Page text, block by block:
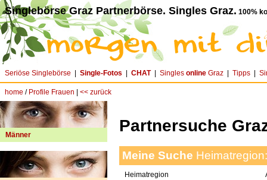
Singlebörse Graz Partnerbörse. Singles Graz. 100%
Seriöse Singlebörse Single-Fotos CHAT| Singles online Graz Tipps
home / Profile Frauen << zurück
Männer Partnersuche
Meine Suche
Heimatregion